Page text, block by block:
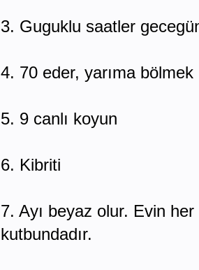
3. Guguklu saatler
4. 70 eder, yarıma
5. 9 canlı koyun
6. Kibriti
7. Ayı beyaz olur. Evin
kutbundadır.